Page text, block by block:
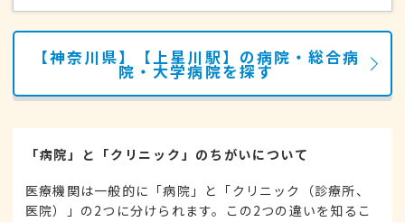
【神奈川県】【上星川駅】の病院・総合病
院・大学病院を探す
「病院」と「クリニック」のちがいについて
医療機関は一般的に「病院」と「クリニック（診療所、
医院）」の2つに分けられます。この2つの違いを知るこ